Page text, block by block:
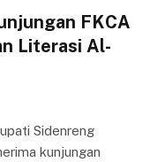
FKCA
Literasi Al-
Sidenreng
kunjungan